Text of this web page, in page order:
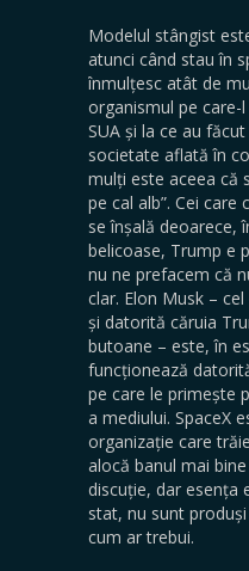
Modelul stângist
atunci când stau în
înmulțesc atât de
organismul pe care-
SUA și la ce au
societate aflată în
mulți este aceea că
pe cal alb”. Cei
se înșală deoarece,
belicoase, Trump e
nu ne prefacem că
clar. Elon Musk –
și datorită căruia
butoane – este, în
funcționează
pe care le primește
a mediului. SpaceX
organizație care
alocă banul mai
discuție, dar esența
stat, nu sunt
cum ar trebui.